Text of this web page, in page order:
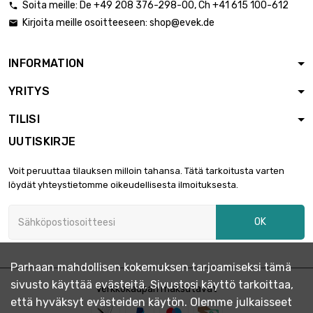
pituus : 1 meter x
0.064")

koko : 10 x 1mm
pituus : 1 meter x
3 548,89 € 
koko : 10 x 2mm
pituus : 1 meter x
2 804,05 € 
 Soita meille: De +49 208 376-298-00, Ch +41 615 100-612
 Kirjoita meille osoitteeseen: shop@evek.de
INFORMATION
YRITYS
TILISI
UUTISKIRJE
Voit peruuttaa tilauksen milloin tahansa. Tätä tarkoitusta varten
löydät yhteystietomme oikeudellisesta ilmoituksesta.
OK
Verkkokaupan maksutavat
Parhaan mahdollisen kokemuksen tarjoamiseksi tämä
sivusto käyttää evästeitä. Sivustosi käyttö tarkoittaa,
että hyväksyt evästeiden käytön. Olemme julkaisseet